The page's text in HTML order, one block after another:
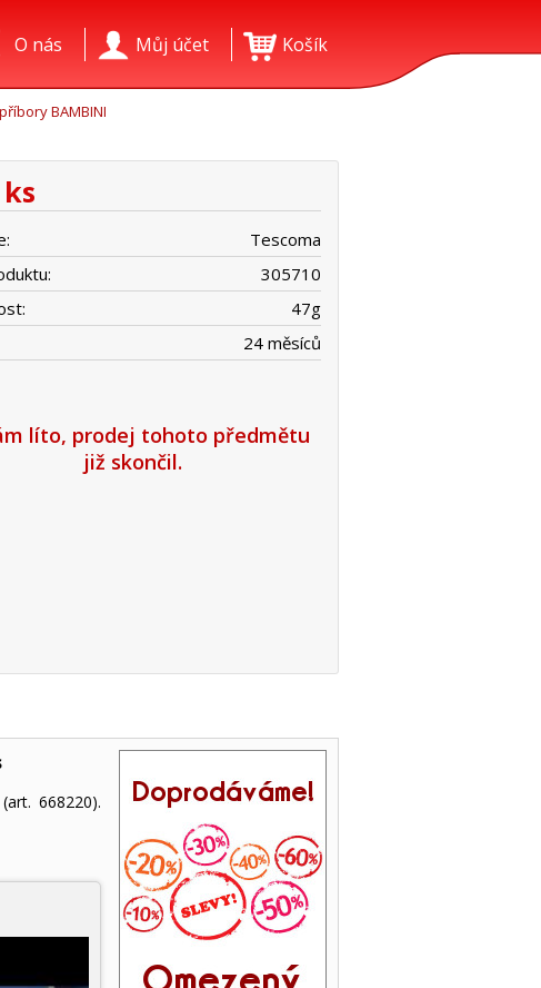
Košík
Můj účet
O nás
BAMBINI
Tescoma
305710
47g
24 měsíců
líto, prodej tohoto předmětu
již skončil.
668220).